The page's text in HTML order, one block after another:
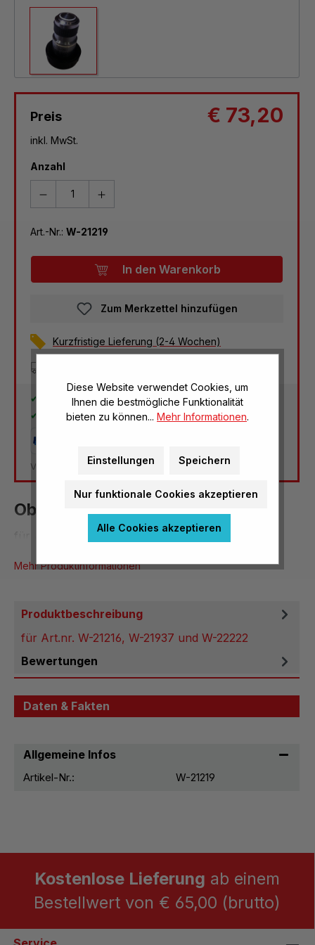
Preis € 73,20
inkl. MwSt.
Anzahl
Art.-Nr.: W-21219
In den Warenkorb
Zum Merkzettel hinzufügen
Kurzfristige Lieferung (2-4 Wochen)
30 Tage Rückgaberecht
2 Jahre Garantie
Versandkosten Deutschland: kostenlos
Objektiv 100x N.A. 1,25 Öl
für Art.nr. W-21216, W-21937 und W-22222
Mehr Produktinformationen
Produktbeschreibung
für Art.nr. W-21216, W-21937 und W-22222
Bewertungen
Daten & Fakten
Allgemeine Infos
Artikel-Nr.: W-21219
Kostenlose Lieferung ab einem
Bestellwert von € 65,00 (brutto)
Diese Website verwendet Cookies, um
Ihnen die bestmögliche Funktionalität
bieten zu können... Mehr Informationen.
Einstellungen Speichern
Nur funktionale Cookies akzeptieren
Alle Cookies akzeptieren